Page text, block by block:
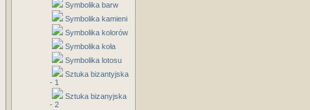
Symbolika barw
Symbolika kamieni
Symbolika kolorów
Symbolika koła
Symbolika lotosu
Sztuka bizantyjska
- 1
Sztuka bizanyjska
- 2